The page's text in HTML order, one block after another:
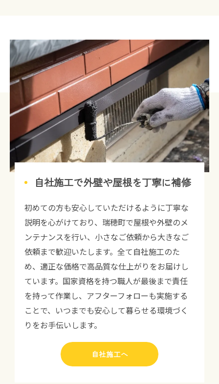
自社施工で外壁や屋根を丁寧に補修
初めての方も安心していただけるように丁寧な
説明を心がけており、瑞穂町で屋根や外壁のメ
ンテナンスを行い、小さなご依頼から大きなご
依頼まで歓迎いたします。全て自社施工のた
め、適正な価格で高品質な仕上がりをお届けし
ています。国家資格を持つ職人が最後まで責任
を持って作業し、アフターフォローも実施する
ことで、いつまでも安心して暮らせる環境づく
りをお手伝いします。
自社施工へ